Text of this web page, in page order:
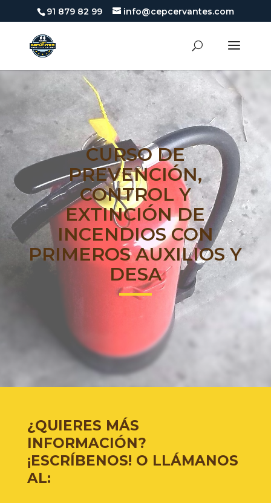
91 879 82 99 info@cepcervantes.com
CURSO DE
PREVENCIÓN,
CONTROL Y
EXTINCIÓN DE
INCENDIOS CON
PRIMEROS AUXILIOS Y
DESA
¿QUIERES MÁS
INFORMACIÓN?
¡ESCRÍBENOS! O LLÁMANOS
AL: